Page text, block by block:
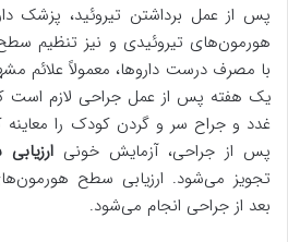
پس از عمل برداشتن تیروئید، پزشک
هورمون‌های تیروئیدی و نیز تنظیم
با مصرف درست داروها، معمولاً علائم
یک هفته پس از عمل جراحی لازم
غدد و جراح سر و گردن کودک را معاینه
پس از جراحی، آزمایش خونی
تجویز می‌شود. ارزیابی سطح
بعد از جراحی انجام می‌شود.